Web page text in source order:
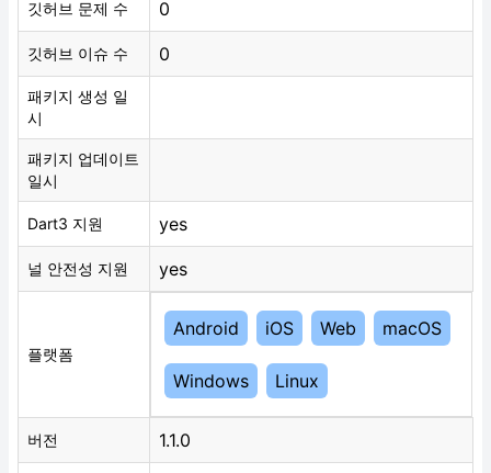
깃허브 문제 수 0
깃허브 이슈 수 0
패키지 생성 일
시
패키지 업데이트
일시
Dart3 지원 yes
널 안전성 지원 yes
플랫폼
Android iOS Web macOS
Windows Linux
버전 1.1.0